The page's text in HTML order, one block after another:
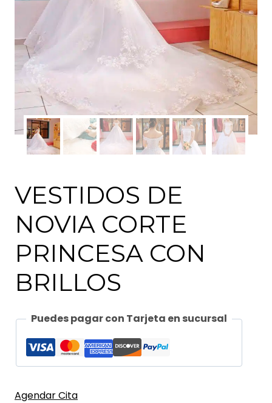
VESTIDOS DE
NOVIA CORTE
PRINCESA CON
BRILLOS
Puedes pagar con Tarjeta en sucursal
Agendar Cita